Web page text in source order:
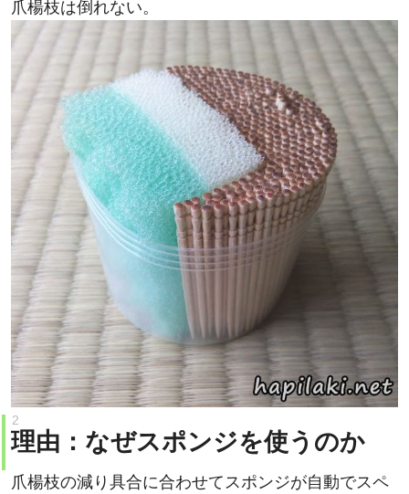
理由：なぜスポンジを使うのか
爪楊枝の減り具合に合わせてスポンジが自動でスペ
ースを埋める。紙や布だけでスペースを埋めると、